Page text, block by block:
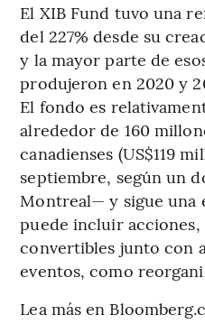
El XIB Fund tuvo una
del 227% desde su
y la mayor parte de
produjeron en 2020 y
El fondo es
alrededor de 160
canadienses (US$119
septiembre, según un
Montreal— y sigue una
puede incluir acciones,
convertibles junto con
eventos, como
Lea más en